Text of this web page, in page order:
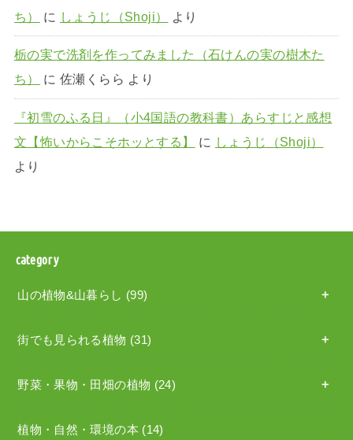
ち）
に しょうじ（Shoji） より
栃の実で洗剤を作ってみました（石けんの実の樹木た
ち）
に 佐瀬くらら より
『初雪のふる日』（小4国語の教科書）あらすじと感想
文【怖いからこそホッとする】
に しょうじ（Shoji）
より
category
山の植物&山暮らし (99)
街でも見られる植物 (31)
野菜・果物・田畑の植物 (24)
植物・自然・環境の本 (14)